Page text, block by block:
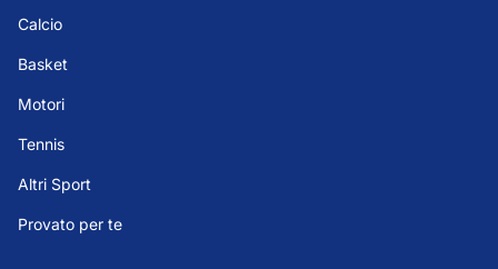
Calcio
Basket
Motori
Tennis
Altri Sport
Provato per te